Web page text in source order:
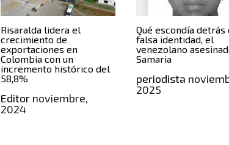
Risaralda lidera el
crecimiento de
exportaciones en
Colombia con un
incremento histórico del
58,8%
Editornoviembre,
2024
Qué escondía detrás
falsa identidad, el
venezolano
Samaria
periodista
2025